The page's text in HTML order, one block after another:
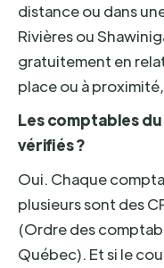
distance ou dans
Rivières ou
gratuitement en
place ou à
Les comptables
vérifiés ?
Oui. Chaque
plusieurs sont des
(Ordre des
Québec). Et si le